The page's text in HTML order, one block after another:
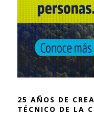
25 AÑOS DE
TÉCNICO DE LA